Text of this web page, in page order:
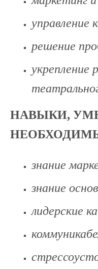
управление
решение
укрепление
НАВЫКИ,
знание
знание
лидерские